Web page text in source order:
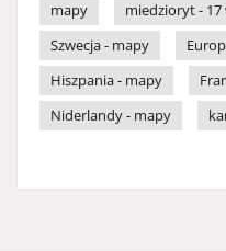
mapy
miedzioryt - 17
Szwecja - mapy
Hiszpania - mapy
Niderlandy - mapy